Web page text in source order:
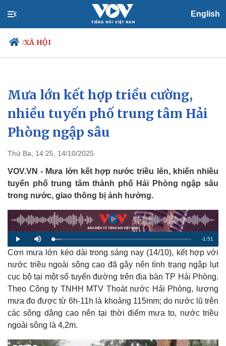
English
/XÃ HỘI
Chính trị
Đảng
Tổ chức nhân sự
Quốc hội
Nhận diện sự thật
Xã hội
Dự báo thời tiết
Mưa lớn kết hợp triều cường,
nhiều tuyến phố trung tâm Hải
Phòng ngập sâu
Thứ Ba, 14:25, 14/10/2025
VOV.VN - Mưa lớn kết hợp nước triều lên, khiến nhiều
tuyến phố trung tâm thành phố Hải Phòng ngập sâu
trong nước, giao thông bị ảnh hưởng.
P
l
a
y
M
u
t
e
L
o
d
6
.
3
R
e
m
i
n
-1:51
Cơn mưa lớn kéo dài trong sáng nay (14/10), kết hợp với
nước triều ngoài sông cao đã gây nên tình trạng ngập lụt
cục bộ tại một số tuyến đường trên địa bàn TP Hải Phòng.
Theo Công ty TNHH MTV Thoát nước Hải Phòng, lượng
mưa đo được từ 6h-11h là khoảng 115mm; do nước lũ trên
các sông dâng cao nên tại thời điểm mưa to, nước triều
ngoài sông là 4,2m.